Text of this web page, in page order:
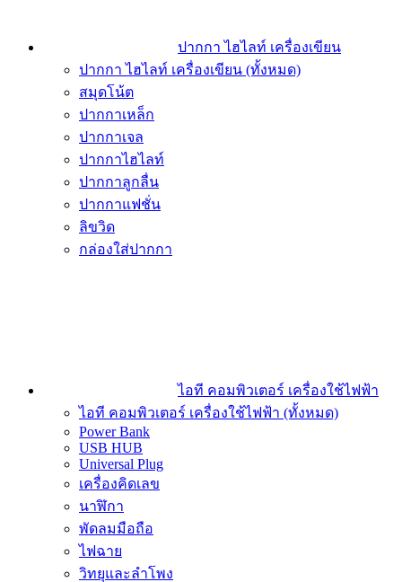
ปากกา ไฮไลท์ เครื่องเขียน
ปากกา ไฮไลท์ เครื่องเขียน (ทั้งหมด)
สมุดโน้ต
ปากกาเหล็ก
ปากกาเจล
ปากกาไฮไลท์
ปากกาลูกลื่น
ปากกาแฟชั่น
ลิขวิด
กล่องใส่ปากกา
ไอที คอมพิวเตอร์ เครื่องใช้ไฟฟ้า
ไอที คอมพิวเตอร์ เครื่องใช้ไฟฟ้า (ทั้งหมด)
Power Bank
USB HUB
Universal Plug
เครื่องคิดเลข
นาฬิกา
พัดลมมือถือ
ไฟฉาย
วิทยุและลำโพง